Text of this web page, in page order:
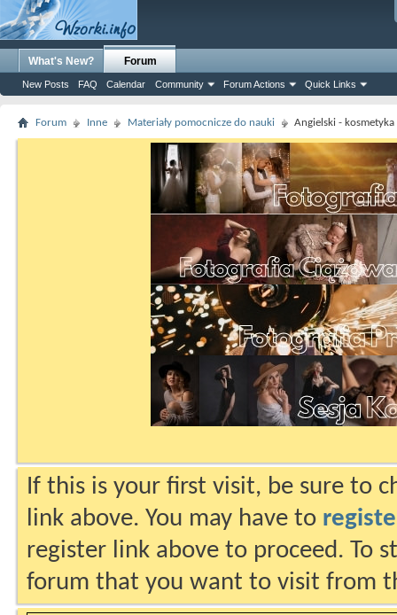
What's New? Forum
New Posts FAQ Calendar Community Forum Actions Quick Links
Forum Inne Materiały pomocnicze do nauki Angielski -
If this is your first visit, be sure to
link above. You may have to
register link above to proceed. To
forum that you want to visit from